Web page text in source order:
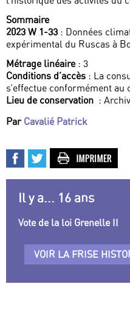
Sommaire
2023 W 1-33 : Données
expérimental du Ruscas à
Métrage linéaire: 3
Conditions d’accès : La
s’effectue conformément
Lieu de conservation :
Par Cavalié Patrick
Il y a... 16 ans
Vote de la loi Grenelle II
VOIR LA FRISE